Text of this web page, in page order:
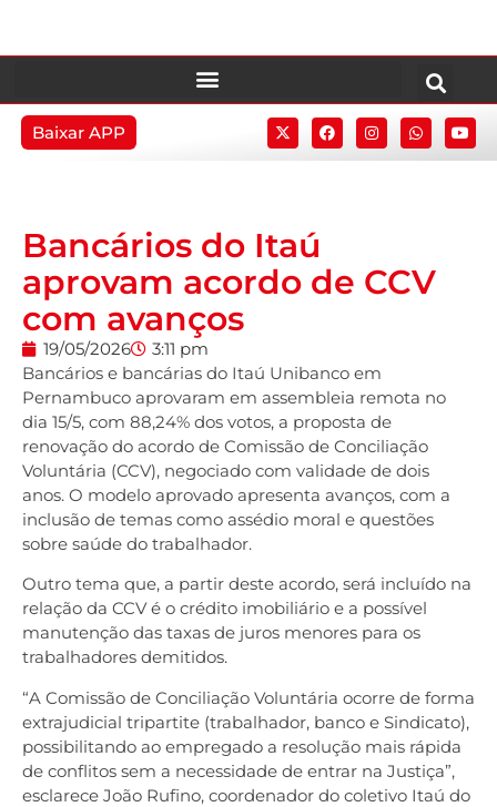
Baixar APP
Bancários do Itaú
aprovam acordo de CCV
com avanços
19/05/2026
3:11 pm
Bancários e bancárias do Itaú Unibanco em
Pernambuco aprovaram em assembleia remota no
dia 15/5, com 88,24% dos votos, a proposta de
renovação do acordo de Comissão de Conciliação
Voluntária (CCV), negociado com validade de dois
anos. O modelo aprovado apresenta avanços, com a
inclusão de temas como assédio moral e questões
sobre saúde do trabalhador.
Outro tema que, a partir deste acordo, será incluído na
relação da CCV é o crédito imobiliário e a possível
manutenção das taxas de juros menores para os
trabalhadores demitidos.
“A Comissão de Conciliação Voluntária ocorre de forma
extrajudicial tripartite (trabalhador, banco e Sindicato),
possibilitando ao empregado a resolução mais rápida
de conflitos sem a necessidade de entrar na Justiça”,
esclarece João Rufino, coordenador do coletivo Itaú do